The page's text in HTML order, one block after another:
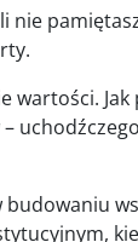
nie
wartości. Jak
budowaniu